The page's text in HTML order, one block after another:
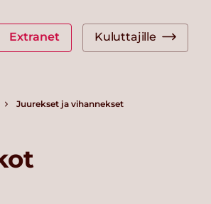
Extranet Kuluttajille
Juurekset ja vihannekset